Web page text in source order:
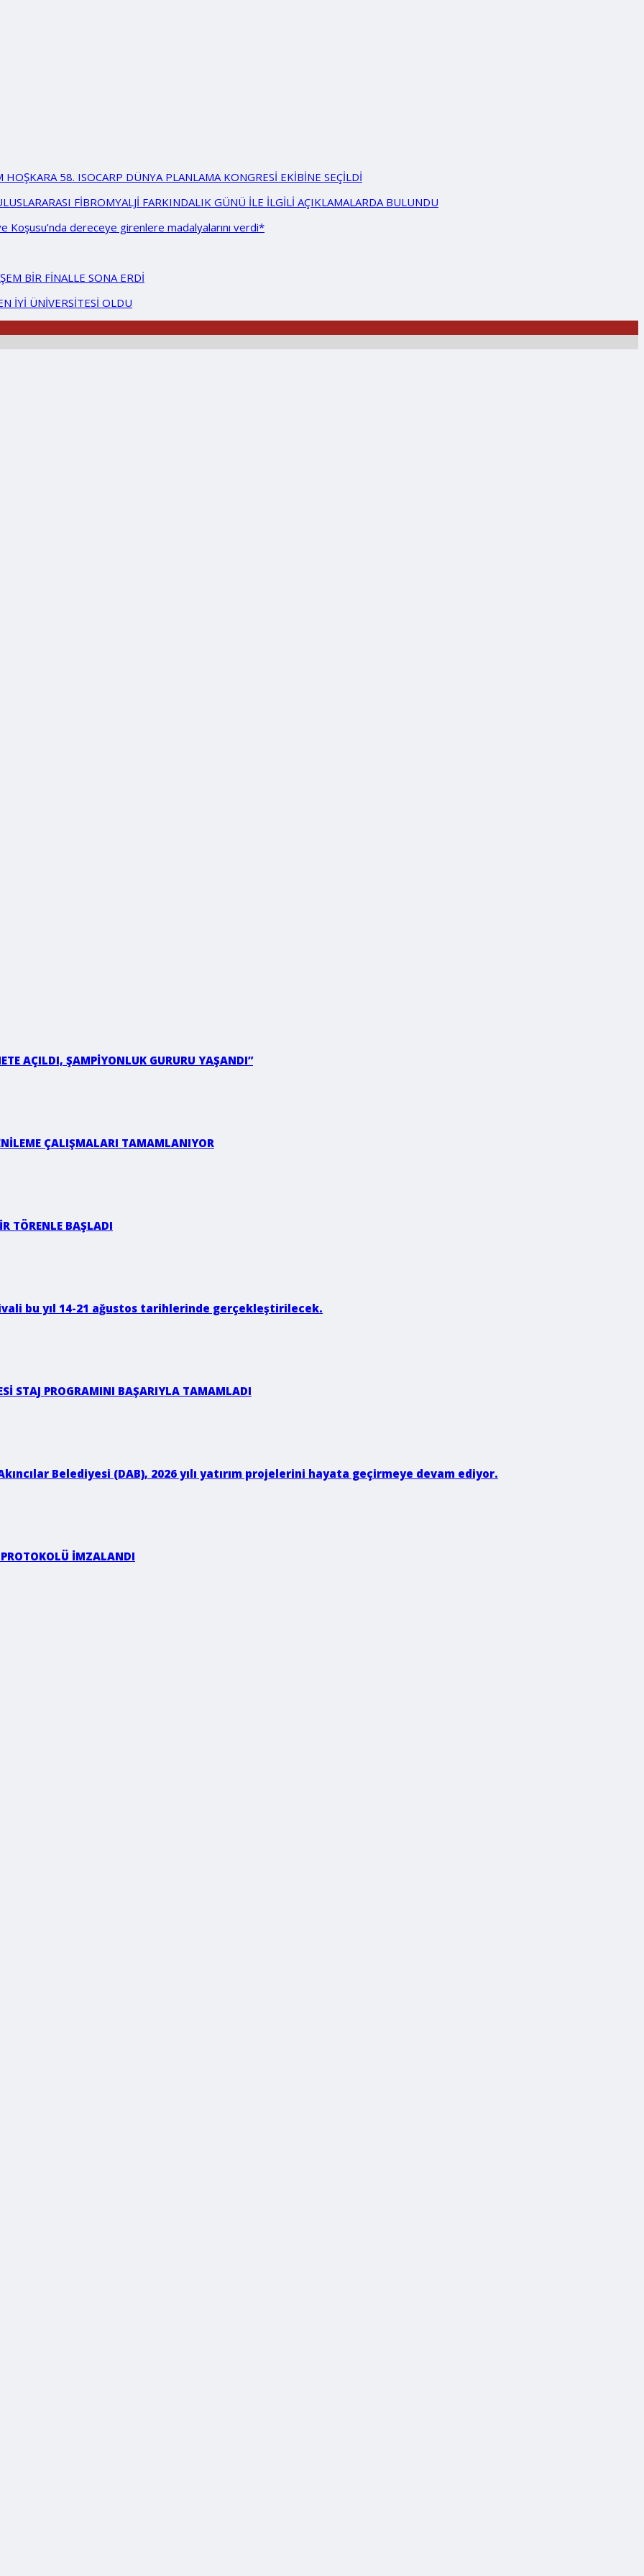
58. ISOCARP DÜNYA PLANLAMA KONGRESİ EKİBİNE SEÇİLDİ
FİBROMYALJİ FARKINDALIK GÜNÜ İLE İLGİLİ AÇIKLAMALARDA BULUNDU
Koşusu’nda dereceye girenlere madalyalarını verdi*
BİR FİNALLE SONA ERDİ
İYİ ÜNİVERSİTESİ OLDU
AÇILDI, ŞAMPİYONLUK GURURU YAŞANDI”
ÇALIŞMALARI TAMAMLANIYOR
TÖRENLE BAŞLADI
bu yıl 14-21 ağustos tarihlerinde gerçekleştirilecek.
STAJ PROGRAMINI BAŞARIYLA TAMAMLADI
Belediyesi (DAB), 2026 yılı yatırım projelerini hayata geçirmeye devam ediyor.
İMZALANDI